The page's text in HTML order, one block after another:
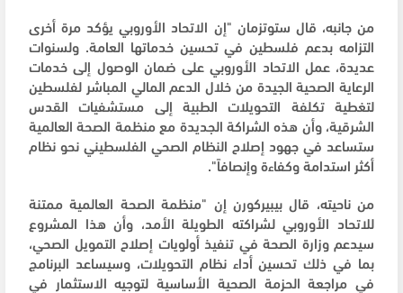
من جانبه، قال ستوتزمان "إن الاتحاد الأوروبي يؤكد مرة أخرى
التزامه بدعم فلسطين في تحسين خدماتها العامة. ولسنوات
عديدة، عمل الاتحاد الأوروبي على ضمان الوصول إلى خدمات
الرعاية الصحية الجيدة من خلال الدعم المالي المباشر لفلسطين
لتغطية تكلفة التحويلات الطبية إلى مستشفيات القدس
الشرقية، وأن هذه الشراكة الجديدة مع منظمة الصحة العالمية
ستساعد في جهود إصلاح النظام الصحي الفلسطيني نحو نظام
أكثر استدامة وكفاءة وإنصافاً".
من ناحيته، قال بيبيركورن إن "منظمة الصحة العالمية ممتنة
للاتحاد الأوروبي لشراكته الطويلة الأمد، وأن هذا المشروع
سيدعم وزارة الصحة في تنفيذ أولويات إصلاح التمويل الصحي،
بما في ذلك تحسين أداء نظام التحويلات، وسيساعد البرنامج
في مراجعة الحزمة الصحية الأساسية لتوجيه الاستثمار في